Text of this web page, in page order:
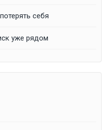
себя
уже рядом